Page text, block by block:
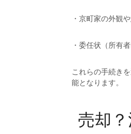
・京町家の外観
・委任状（所有
これらの手続き
能となります。
売却